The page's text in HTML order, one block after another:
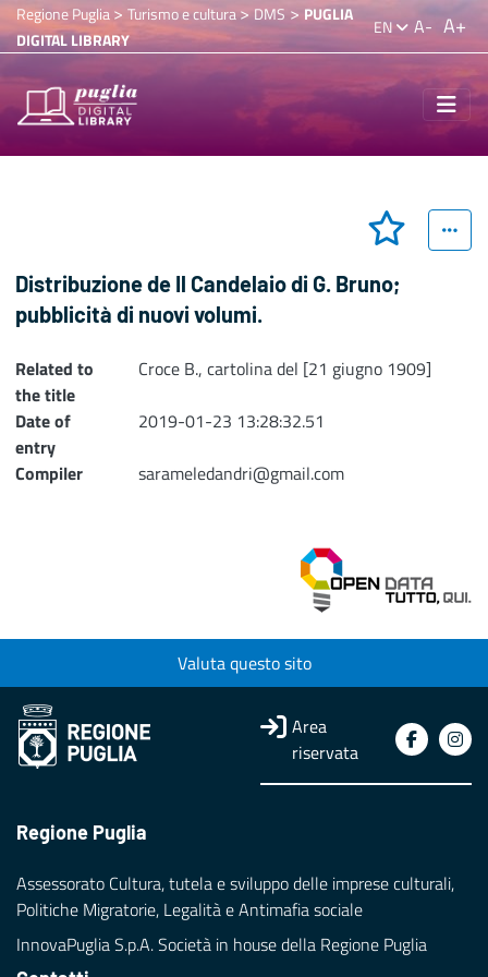
Regione Puglia> Turismo e cultura>DMS > PUGLIA
DIGITAL LIBRARY
EN A- A+
Distribuzione de Il Candelaio di G. Bruno;
pubblicità di nuovi volumi.
Related to
the title
Croce B., cartolina del [21 giugno 1909]
Date of
entry
2019-01-23 13:28:32.51
Compiler
sarameledandri@gmail.com
Valuta questo sito
Area
riservata
Regione Puglia
Assessorato Cultura, tutela e sviluppo delle imprese culturali,
Politiche Migratorie, Legalità e Antimafia sociale
InnovaPuglia S.p.A. Società in house della Regione Puglia